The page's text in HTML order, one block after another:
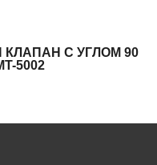
С УГЛОМ 90
5002